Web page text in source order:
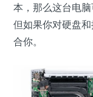
本，那么这台电脑
但如果你对硬盘
合你。